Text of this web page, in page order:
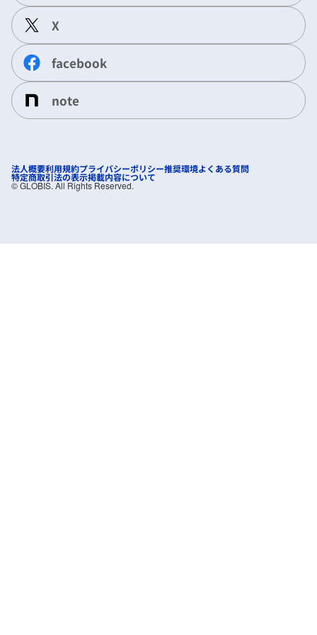
X
facebook
note
法人概要利用規約プライバシーポリシー推奨環境よくある質問
特定商取引法の表示掲載内容について
©︎ GLOBIS. All Rights Reserved.